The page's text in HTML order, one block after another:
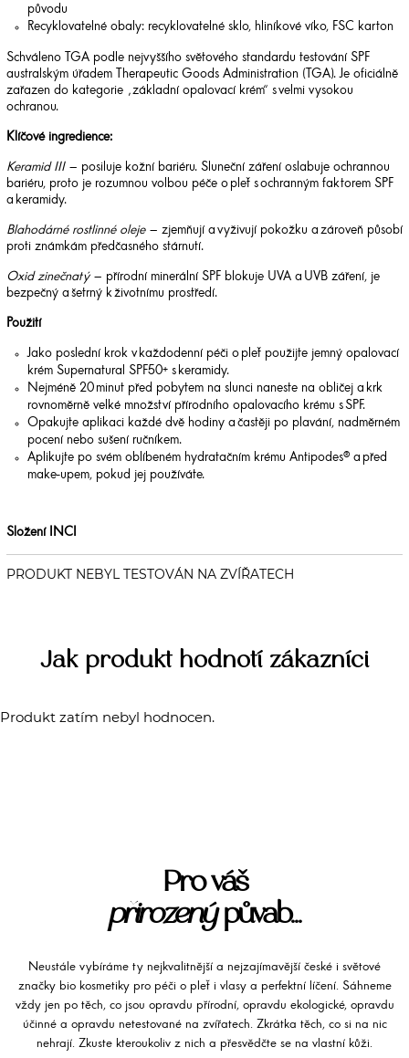
původu
Recyklovatelné obaly: recyklovatelné sklo, hliníkové víko, FSC karton
Schváleno TGA podle nejvyššího světového standardu testování SPF
australským úřadem Therapeutic Goods Administration (TGA). Je oficiálně
zařazen do kategorie „základní opalovací krém“ s velmi vysokou
ochranou.
Klíčové ingredience:
Keramid III– posiluje kožní bariéru. Sluneční záření oslabuje ochrannou
bariéru, proto je rozumnou volbou péče o pleť s ochranným faktorem SPF
a keramidy.
Blahodárné rostlinné oleje– zjemňují a vyživují pokožku a zároveň působí
proti známkám předčasného stárnutí.
Oxid zinečnatý– přírodní minerální SPF blokuje UVA a UVB záření, je
bezpečný a šetrný k životnímu prostředí.
Použití
Jako poslední krok v každodenní péči o pleť použijte jemný opalovací
krém Supernatural SPF50+ s keramidy.
Nejméně 20 minut před pobytem na slunci naneste na obličej a krk
rovnoměrně velké množství přírodního opalovacího krému s SPF.
Opakujte aplikaci každé dvě hodiny a častěji po plavání, nadměrném
pocení nebo sušení ručníkem.
Aplikujte po svém oblíbeném hydratačním krému Antipodes® a před
make-upem, pokud jej používáte.
Složení INCI
Jak produkt hodnotí zákazníci
Produkt zatím nebyl hodnocen.
Pro váš
přirozenýpůvab...
Neustále vybíráme ty nejkvalitnější a nejzajímavější české i světové
značky bio kosmetiky pro péči o pleť i vlasy a perfektní líčení. Sáhneme
vždy jen po těch, co jsou opravdu přírodní, opravdu ekologické, opravdu
účinné a opravdu netestované na zvířatech. Zkrátka těch, co si na nic
nehrají. Zkuste kteroukoliv z nich a přesvědčte se na vlastní kůži.